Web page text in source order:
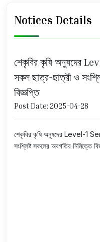
Notices Details
শেকৃবির কৃষি অনুষদের
সকল ছাত্র-ছাত্রী ও
বিজ্ঞপ্তি
Post Date: 2025-04-28
শেকৃবির কৃষি অনুষদের Level-1
সংশ্লিষ্ট সকলের অবগতির নিমিত্তে